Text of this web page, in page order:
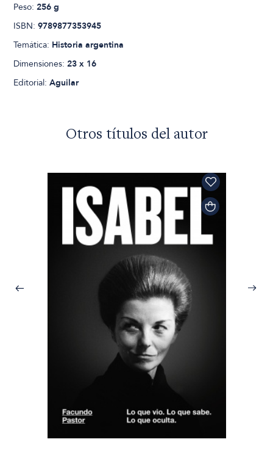
Peso:256 g
ISBN:9789877353945
Temática: Historia argentina
Dimensiones:23 x 16
Editorial:Aguilar
Otros títulos del autor